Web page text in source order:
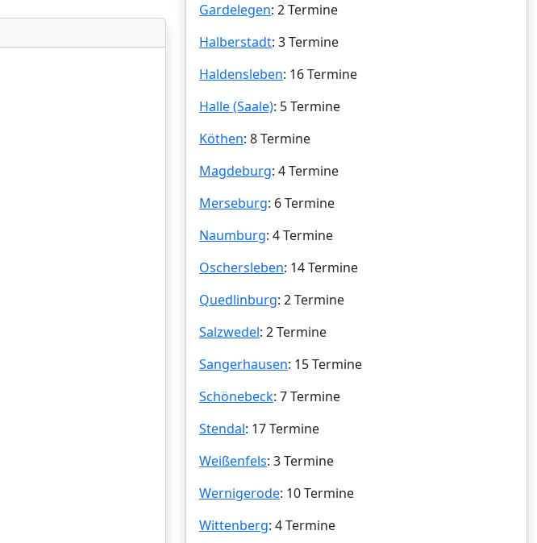
Gardelegen: 2 Termine
Halberstadt: 3 Termine
Haldensleben: 16 Termine
Halle (Saale): 5 Termine
Köthen: 8 Termine
Magdeburg: 4 Termine
Merseburg: 6 Termine
Naumburg: 4 Termine
Oschersleben: 14 Termine
Quedlinburg: 2 Termine
Salzwedel: 2 Termine
Sangerhausen: 15 Termine
Schönebeck: 7 Termine
Stendal: 17 Termine
Weißenfels: 3 Termine
Wernigerode: 10 Termine
Wittenberg: 4 Termine